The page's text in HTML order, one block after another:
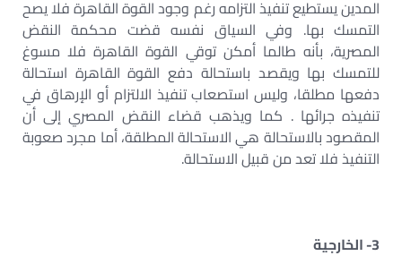
المدين يستطيع تنفيذ التزامه رغم وجود القوة القاهرة فلا يصح
التمسك بها. وفي السياق نفسه قضت محكمة النقض
المصرية، بأنه طالما أمكن توقي القوة القاهرة فلا مسوغ
للتمسك بها ويقصد باستحالة دفع القوة القاهرة استحالة
دفعها مطلقا، وليس استصعاب تنفيذ الالتزام أو الإرهاق في
تنفيذه جرائها . كما ويذهب قضاء النقض المصري إلى أن
المقصود بالاستحالة هي الاستحالة المطلقة، أما مجرد صعوبة
التنفيذ فلا تعد من قبيل الاستحالة.
3- الخارجية